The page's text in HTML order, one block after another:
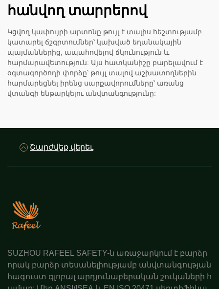
հանվող տարրերով
Կցվող կափույրի արտոնը թույլ է տալիս հեշտությամբ
կատարել ճշգրտումներ՝ կախված եղանակային
պայմաններից, ապահովելով ճկունություն և
հարմարավետություն: Այս հատկանիշը բարելավում է
օգտագործողի փորձը՝ թույլ տալով աշխատողներին
հարմարեցնել իրենց սարքավորումները՝ առանց
վտանգի ենթարկելու անվտանգությունը:
Շարժվեք վերեւ
SUZHOU RAFEEL SAFETY-ն առաջարկում է բարձր
որակ բարձր տեսանելիությամբ անվտանգության
հագուստ գլոբալ արդյունաբերական շուկաների հ